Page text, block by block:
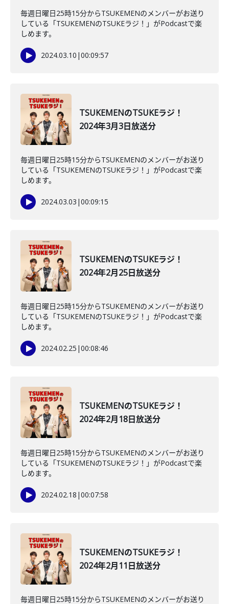
毎週日曜日25時15分からTSUKEMENのメンバーがお送り
している「TSUKEMENのTSUKEラジ！」がPodcastで楽
しめます。
2024.03.10 |00:09:57
TSUKEMENのTSUKEラジ！
2024年3月3日放送分
毎週日曜日25時15分からTSUKEMENのメンバーがお送り
している「TSUKEMENのTSUKEラジ！」がPodcastで楽
しめます。
2024.03.03 |00:09:15
TSUKEMENのTSUKEラジ！
2024年2月25日放送分
毎週日曜日25時15分からTSUKEMENのメンバーがお送り
している「TSUKEMENのTSUKEラジ！」がPodcastで楽
しめます。
2024.02.25 |00:08:46
TSUKEMENのTSUKEラジ！
2024年2月18日放送分
毎週日曜日25時15分からTSUKEMENのメンバーがお送り
している「TSUKEMENのTSUKEラジ！」がPodcastで楽
しめます。
2024.02.18 |00:07:58
TSUKEMENのTSUKEラジ！
2024年2月11日放送分
毎週日曜日25時15分からTSUKEMENのメンバーがお送り